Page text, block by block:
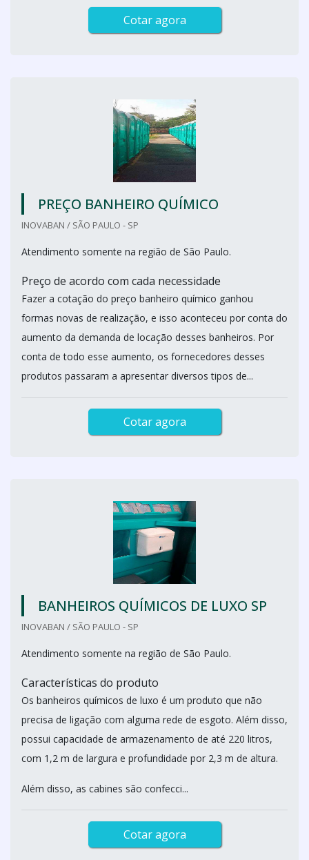
Cotar agora
PREÇO BANHEIRO QUÍMICO
INOVABAN / SÃO PAULO - SP
Atendimento somente na região de São Paulo.
Preço de acordo com cada necessidade
Fazer a cotação do preço banheiro químico ganhou
formas novas de realização, e isso aconteceu por conta do
aumento da demanda de locação desses banheiros. Por
conta de todo esse aumento, os fornecedores desses
produtos passaram a apresentar diversos tipos de...
Cotar agora
BANHEIROS QUÍMICOS DE LUXO SP
INOVABAN / SÃO PAULO - SP
Atendimento somente na região de São Paulo.
Características do produto
Os banheiros químicos de luxo é um produto que não
precisa de ligação com alguma rede de esgoto. Além disso,
possui capacidade de armazenamento de até 220 litros,
com 1,2 m de largura e profundidade por 2,3 m de altura.
Além disso, as cabines são confecci...
Cotar agora